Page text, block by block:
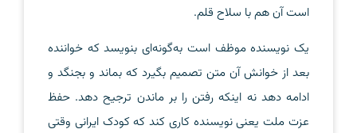
است آن هم با سلاح قلم.
یک نویسنده موظف است به‌گونه‌ای بنویسد که خواننده
بعد از خوانش آن متن تصمیم بگیرد که بماند و بجنگد و
ادامه دهد نه اینکه رفتن را بر ماندن ترجیح دهد. حفظ
عزت ملت یعنی نویسنده کاری کند که کودک ایرانی وقتی